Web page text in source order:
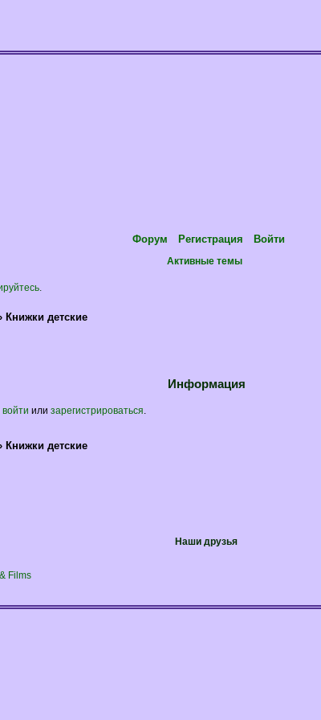
Форум Регистрация Войти
Активные темы
Книжки детские
Информация
войти или зарегистрироваться
Книжки детские
Наши друзья